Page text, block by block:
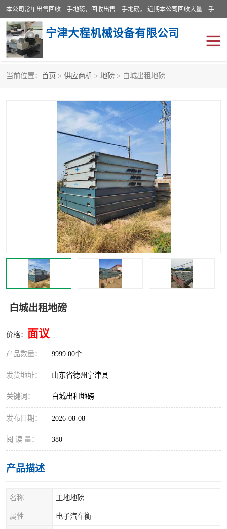
本公司常年出售回收二手地磅，回收出售二手地磅。 近期本公司回收大量二手地磅，型号齐全，宽度从2米到3.5米，长度5米到25米，承重吨位从10到200吨，成色7—9成新。 ? 使用年限6个月至2年，产品来源于个人闲置品，工矿企业停用品，因小换大而来。 精准度和新的一样， 二手地磅是内行人的选择，打个电话就省钱朋友您好等什么
宁津大程机械设备有限公司
当前位置： 首页 > 供应商机 > 地磅 > 白城出租地磅
白城出租地磅
价格： 面议
产品数量： 9999.00个
发货地址： 山东省德州宁津县
关键词： 白城出租地磅
发布日期： 2026-08-08
阅 读 量： 380
产品描述
名称 工地地磅
属性 电子汽车衡
废纸打包机
食品烘干机
装载机电子秤 输送机
半自动输送机 全自动输送机
食品螺旋塔
木材撕碎机
塑料撕碎机